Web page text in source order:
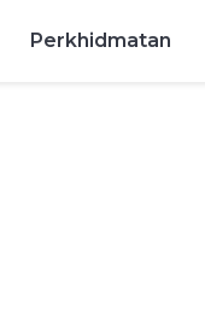
Perkhidmatan